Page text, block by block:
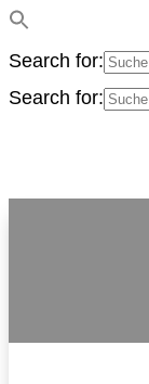
Search for:
Search for: